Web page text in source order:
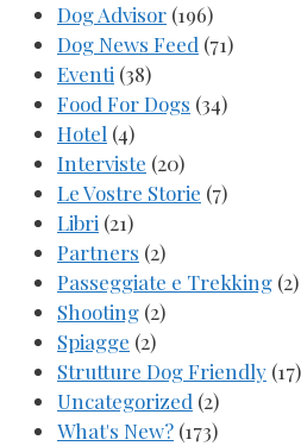
Dog Advisor (196)
Dog News Feed (71)
Eventi (38)
Food For Dogs (34)
Hotel (4)
Interviste (20)
Le Vostre Storie (7)
Libri (21)
Partners (2)
Passeggiate e Trekking (2)
Shooting (2)
Spiagge (2)
Strutture Dog Friendly (17)
Uncategorized (2)
What's New? (173)